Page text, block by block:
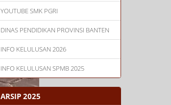
YOUTUBE SMK PGRI
DINAS PENDIDIKAN PROVINSI BANTEN
INFO KELULUSAN 2026
INFO KELULUSAN SPMB 2025
ARSIP 2025